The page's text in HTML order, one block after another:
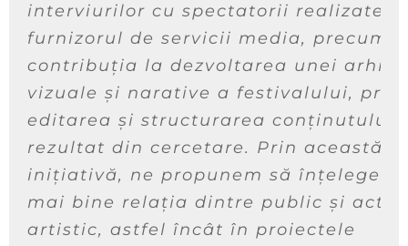
interviurilor cu spectatorii realizate
furnizorul de servicii media, precum
contribuția la dezvoltarea unei arhive
vizuale și narative a festivalului, prin
editarea și structurarea conținutului
rezultat din cercetare. Prin această
inițiativă, ne propunem să înțelegem
mai bine relația dintre public și actul
artistic, astfel încât în proiectele